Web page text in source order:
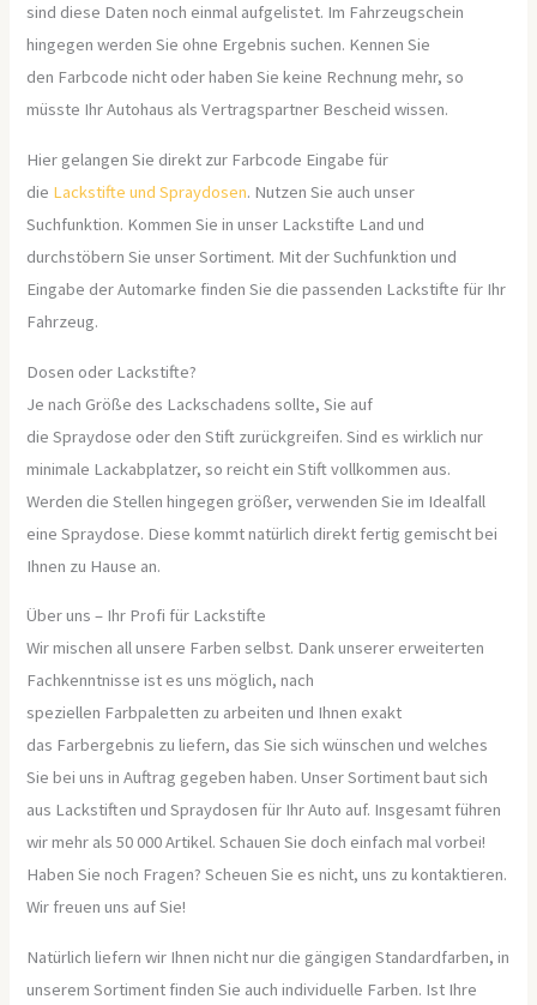
sind diese Daten noch einmal aufgelistet. Im Fahrzeugschein
hingegen werden Sie ohne Ergebnis suchen. Kennen Sie
den Farbcode nicht oder haben Sie keine Rechnung mehr, so
müsste Ihr Autohaus als Vertragspartner Bescheid wissen.
Hier gelangen Sie direkt zur Farbcode Eingabe für
die Lackstifte und Spraydosen. Nutzen Sie auch unser
Suchfunktion. Kommen Sie in unser Lackstifte Land und
durchstöbern Sie unser Sortiment. Mit der Suchfunktion und
Eingabe der Automarke finden Sie die passenden Lackstifte für Ihr
Fahrzeug.
Dosen oder Lackstifte?
Je nach Größe des Lackschadens sollte, Sie auf
die Spraydose oder den Stift zurückgreifen. Sind es wirklich nur
minimale Lackabplatzer, so reicht ein Stift vollkommen aus.
Werden die Stellen hingegen größer, verwenden Sie im Idealfall
eine Spraydose. Diese kommt natürlich direkt fertig gemischt bei
Ihnen zu Hause an.
Über uns – Ihr Profi für Lackstifte
Wir mischen all unsere Farben selbst. Dank unserer erweiterten
Fachkenntnisse ist es uns möglich, nach
speziellen Farbpaletten zu arbeiten und Ihnen exakt
das Farbergebnis zu liefern, das Sie sich wünschen und welches
Sie bei uns in Auftrag gegeben haben. Unser Sortiment baut sich
aus Lackstiften und Spraydosen für Ihr Auto auf. Insgesamt führen
wir mehr als 50 000 Artikel. Schauen Sie doch einfach mal vorbei!
Haben Sie noch Fragen? Scheuen Sie es nicht, uns zu kontaktieren.
Wir freuen uns auf Sie!
Natürlich liefern wir Ihnen nicht nur die gängigen Standardfarben, in
unserem Sortiment finden Sie auch individuelle Farben. Ist Ihre